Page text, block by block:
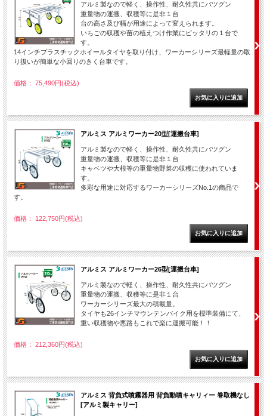
アルミ製なので軽く、操作性、耐久性共にバツグン
重量物の運搬、収穫等に是非１台
台の高さ及び幅が用途によって変えられます。
いちごの収穫や苗の植えつけ作業にピッタリの１台で
す。
14インチプラスチックホイールタイヤを取り付け、ワーカーシリーズ最軽量の取
り扱いが簡単な小回りのきく台車です。
価格： 75,490円(税込)
アルミス アルミワーカー20型[運搬台車]
アルミ製なので軽く、操作性、耐久性共にバツグン
重量物の運搬、収穫等に是非１台
キャベツや大根等の重量物野菜の収穫に使われていま
す。
多彩な用途に対応するワーカーシリーズNo.1の商品で
す。
価格： 122,750円(税込)
アルミス アルミワーカー26型[運搬台車]
アルミ製なので軽く、操作性、耐久性共にバツグン
重量物の運搬、収穫等に是非１台
ワーカーシリーズ最大の積載量。
タイヤも26インチマウンテンバイク用を標準装備にて、
重い収穫物や悪路もこれで楽に運搬可能！！
価格： 212,360円(税込)
アルミス 背負式噴霧器用 背負動噴キャリィー 巻取機なし
[アルミ製キャリー]